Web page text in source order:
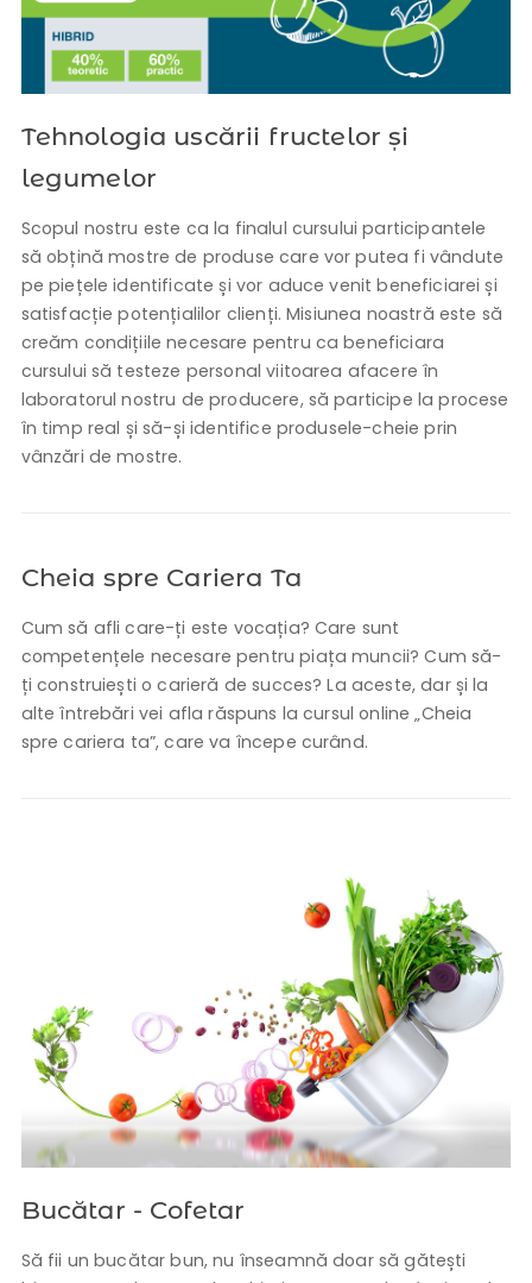
Tehnologia uscării fructelor și
legumelor
Scopul nostru este ca la finalul cursului participantele
să obțină mostre de produse care vor putea fi vândute
pe piețele identificate și vor aduce venit beneficiarei și
satisfacție potențialilor clienți. Misiunea noastră este să
creăm condițiile necesare pentru ca beneficiara
cursului să testeze personal viitoarea afacere în
laboratorul nostru de producere, să participe la procese
în timp real și să-și identifice produsele-cheie prin
vânzări de mostre.
Cheia spre Cariera Ta
Cum să afli care-ți este vocația? Care sunt
competențele necesare pentru piața muncii? Cum să-
ți construiești o carieră de succes? La aceste, dar și la
alte întrebări vei afla răspuns la cursul online „Cheia
spre cariera ta”, care va începe curând.
Bucătar - Cofetar
Să fii un bucătar bun, nu înseamnă doar să gătești